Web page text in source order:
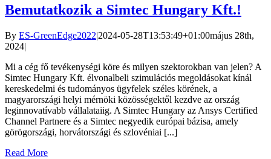
Bemutatkozik a Simtec Hungary Kft.!
By ES-GreenEdge2022|2024-05-28T13:53:49+01:00május 28th,
2024|
Mi a cég fő tevékenységi köre és milyen szektorokban van jelen? A
Simtec Hungary Kft. élvonalbeli szimulációs megoldásokat kínál
kereskedelmi és tudományos ügyfelek széles körének, a
magyarországi helyi mérnöki közösségektől kezdve az ország
leginnovatívabb vállalataiig. A Simtec Hungary az Ansys Certified
Channel Partnere és a Simtec negyedik európai bázisa, amely
görögországi, horvátországi és szlovéniai [...]
Read More